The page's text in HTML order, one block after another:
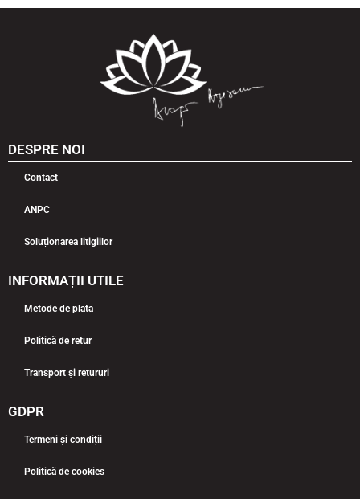
DESPRE NOI
Contact
ANPC
Soluționarea litigiilor
INFORMAȚII UTILE
Metode de plata
Politică de retur
Transport și retururi
GDPR
Termeni și condiții
Politică de cookies